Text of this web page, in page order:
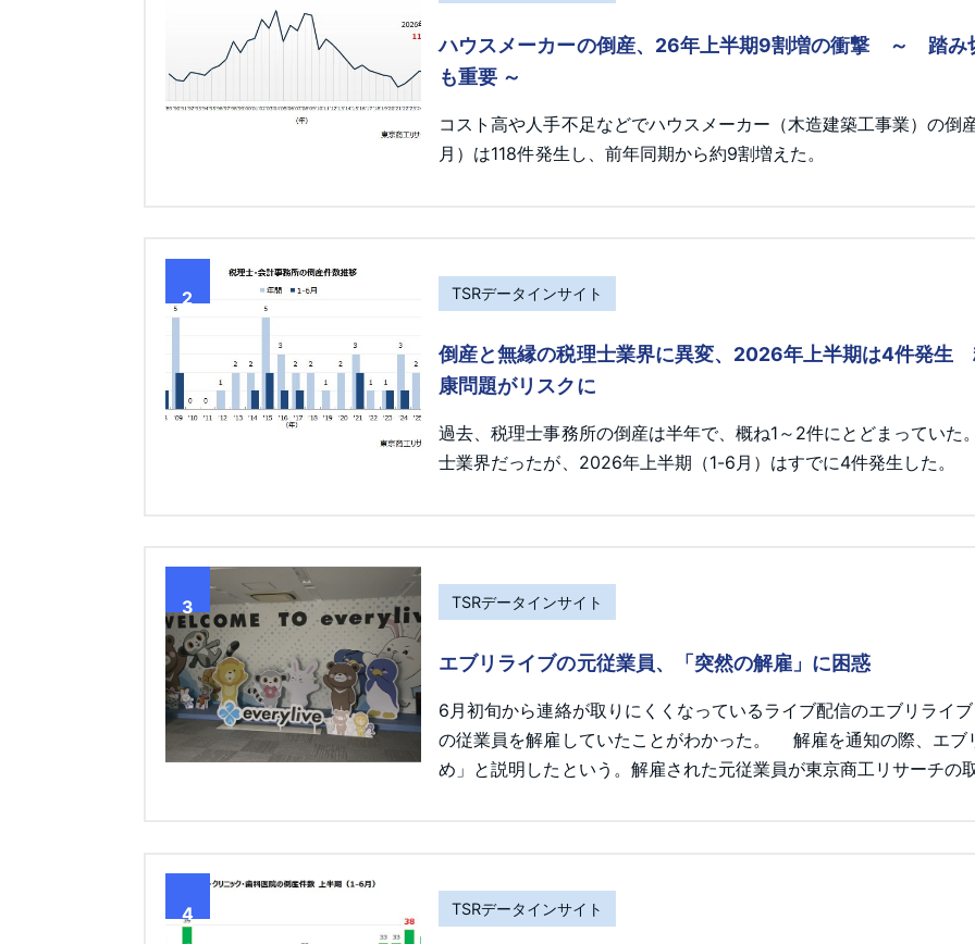
ハウスメーカーの倒産、26年上半期9割増の衝撃 ～ 踏み
も重要 ～
コスト高や人手不足などでハウスメーカー（木造建築工事業）の
月）は118件発生し、前年同期から約9割増えた。
2 TSRデータインサイト
倒産と無縁の税理士業界に異変、2026年上半期は4件発生
康問題がリスクに
過去、税理士事務所の倒産は半年で、概ね1～2件にとどまっていた
士業界だったが、2026年上半期（1-6月）はすでに4件発生した。
3 TSRデータインサイト
エブリライブの元従業員、「突然の解雇」に困惑
6月初旬から連絡が取りにくくなっているライブ配信のエブリライ
の従業員を解雇していたことがわかった。 解雇を通知の際、エブ
め」と説明したという。解雇された元従業員が東京商工リサーチの
4 TSRデータインサイト